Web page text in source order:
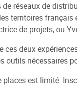
réseaux de
territoires
de projets, ou
ces deux
outils nécessaires
places est limité.